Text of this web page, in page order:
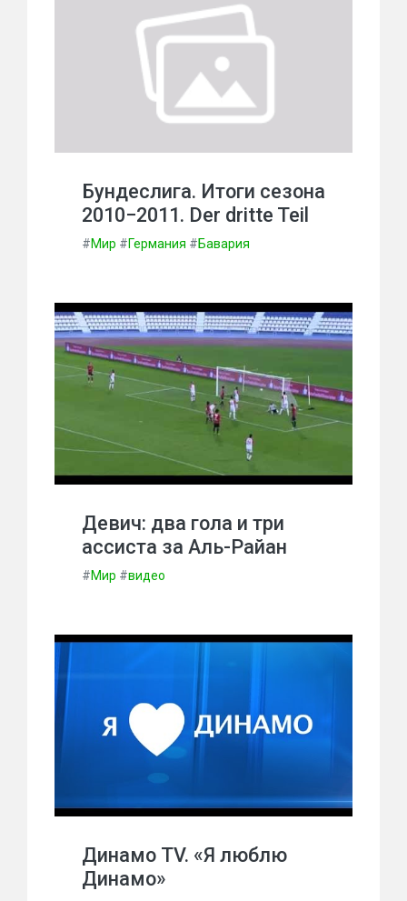
Бундеслига. Итоги сезона
2010−2011. Der dritte Teil
#Мир #Германия #Бавария
Девич: два гола и три
ассиста за Аль-Райан
#Мир #видео
Динамо TV. «Я люблю
Динамо»